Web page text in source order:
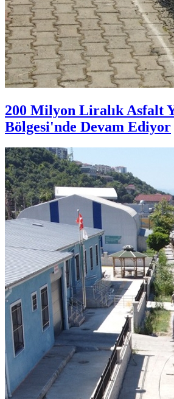
200 Milyon Liralık Asfalt
Bölgesi'nde Devam Ediyor